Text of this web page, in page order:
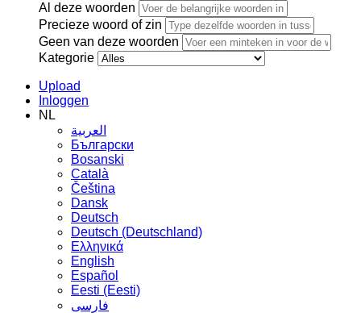
Al deze woorden
Precieze woord of zin
Geen van deze woorden
Kategorie
Upload
Inloggen
NL
العربية
Български
Bosanski
Сatalà
Čeština
Dansk
Deutsch
Deutsch (Deutschland)
Ελληνικά
English
Español
Eesti (Eesti)
فارسی